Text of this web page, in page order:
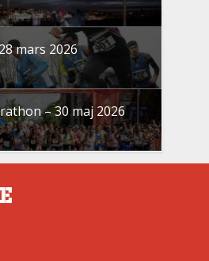
mars 2026
– 30 maj 2026